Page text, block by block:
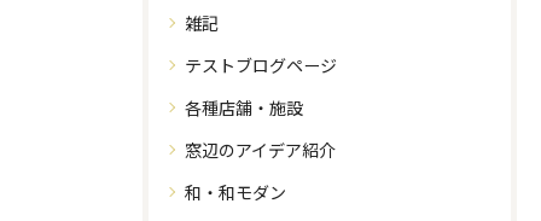
雑記
テストブログページ
各種店舗・施設
窓辺のアイデア紹介
和・和モダン